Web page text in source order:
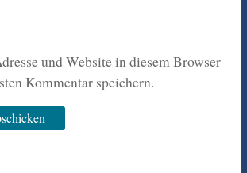
und Website in diesem Browser
Kommentar speichern.